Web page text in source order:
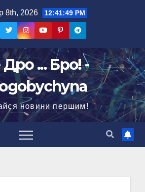
8th, 2026 12:41:50 PM
... Бро! -
новини першим!